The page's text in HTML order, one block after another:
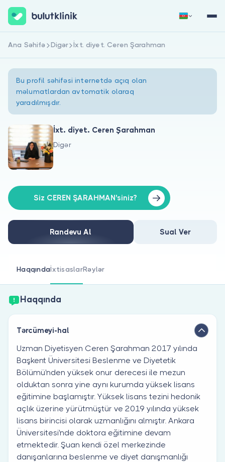
Haqqımızda
Xəstələr üçün
Həkimlər üçün
Qeydiyyat Daxil Ol
Ana Səhifə Digər İxt. diyet. Ceren Şarahman
Bu profil səhifəsi internetdə açıq olan
məlumatlardan avtomatik olaraq
yaradılmışdır.
İxt. diyet. Ceren Şarahman
Digər
Siz CEREN ŞARAHMAN'siniz?
Randevu Al Sual Ver
HaqqındaİxtisaslarRəylər
Haqqında
Tərcümeyi-hal
Uzman Diyetisyen Ceren Şarahman 2017 yılında
Başkent Üniversitesi Beslenme ve Diyetetik
Bölümü'nden yüksek onur derecesi ile mezun
olduktan sonra yine aynı kurumda yüksek lisans
eğitimine başlamıştır. Yüksek lisans tezini hedonik
açlık üzerine yürütmüştür ve 2019 yılında yüksek
lisans birincisi olarak uzmanlığını almıştır. Ankara
Üniversitesi'nde doktora eğitimine devam
etmektedir. Şuan kendi özel merkezinde
danışanlarına beslenme ve diyet danışmanlığı